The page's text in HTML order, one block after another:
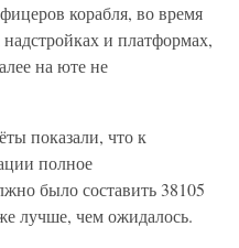
корабля, во время
и платформах,
на юте не
показали, что к
полное
было составить 38105
лучше, чем ожидалось.